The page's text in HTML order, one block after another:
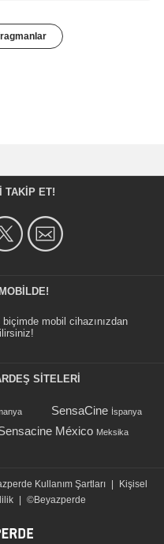
TAKIP ET!
mobil cihazınızdan
SİTELERİ
SensaCine İspanya
México Meksika
Kullanım Şartları
Kişisel
©Beyazperde